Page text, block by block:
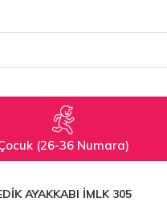
(26-36 Numara)
AYAKKABI İMLK 305